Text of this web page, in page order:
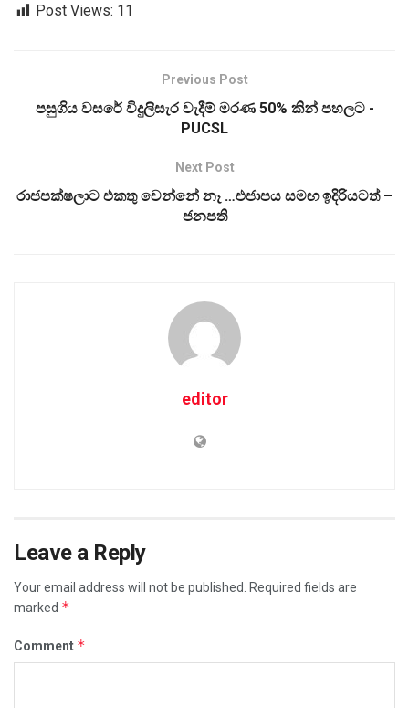
Post Views: 11
Previous Post
පසුගිය වසරේ විදුලිසැර වැදීම් මරණ 50% කින් පහලට -
PUCSL
Next Post
රාජපක්ෂලාට එකතු වෙන්නේ නෑ …එජාපය සමඟ ඉදිරියටත් –
ජනපති
editor
Leave a Reply
Your email address will not be published.
Required fields are
marked *
Comment *